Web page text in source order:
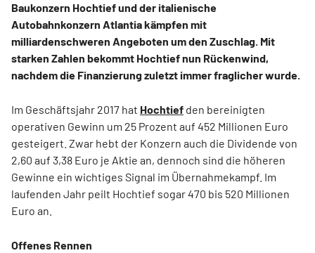
Baukonzern Hochtief und der italienische
Autobahnkonzern Atlantia kämpfen mit
milliardenschweren Angeboten um den Zuschlag. Mit
starken Zahlen bekommt Hochtief nun Rückenwind,
nachdem die Finanzierung zuletzt immer fraglicher wurde.
Im Geschäftsjahr 2017 hat Hochtief den bereinigten
operativen Gewinn um 25 Prozent auf 452 Millionen Euro
gesteigert. Zwar hebt der Konzern auch die Dividende von
2,60 auf 3,38 Euro je Aktie an, dennoch sind die höheren
Gewinne ein wichtiges Signal im Übernahmekampf. Im
laufenden Jahr peilt Hochtief sogar 470 bis 520 Millionen
Euro an.
Offenes Rennen